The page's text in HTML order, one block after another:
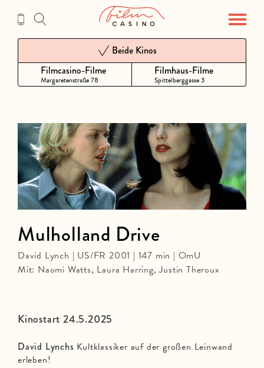
Inhalt
Filmcasino-Filme
Margaretenstraße 78
Beide Kinos
Filmhaus-Filme
Spittelberggasse 3
Kinostart 24.5.2025
David Lynchs Kultklassiker auf der großen Leinwand
erleben!
Mulholland Drive
David Lynch | US/FR 2001 | 147 min | OmU
Mit: Naomi Watts, Laura Harring, Justin Theroux